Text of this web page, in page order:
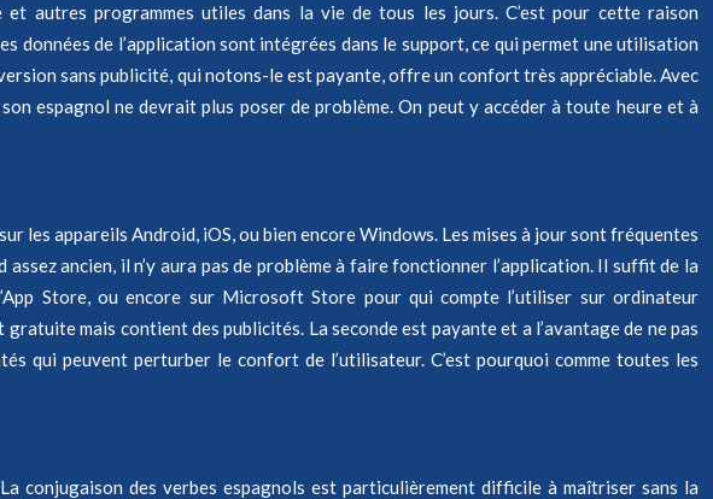
autres programmes utiles dans la vie de tous les jours. C’est pour cette raison
de l’application sont intégrées dans le support, ce qui permet une utilisation
sans publicité, qui notons-le est payante, offre un confort très appréciable. Avec
espagnol ne devrait plus poser de problème. On peut y accéder à toute heure et à
les appareils Android, iOS, ou bien encore Windows. Les mises à jour sont fréquentes
ancien, il n’y aura pas de problème à faire fonctionner l’application. Il suffit de la
Store, ou encore sur Microsoft Store pour qui compte l’utiliser sur ordinateur
mais contient des publicités. La seconde est payante et a l’avantage de ne pas
qui peuvent perturber le confort de l’utilisateur. C’est pourquoi comme toutes les
conjugaison des verbes espagnols est particulièrement difficile à maîtriser sans la